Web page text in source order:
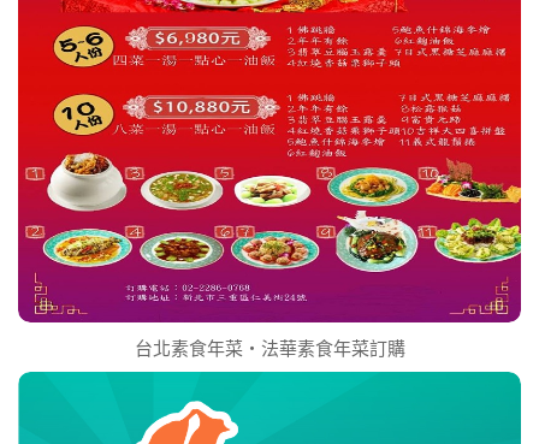
台北素食年菜‧法華素食年菜訂購